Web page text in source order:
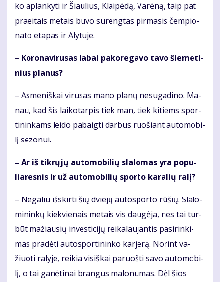
ko ap­lan­ky­ti ir Šiau­lius, Klai­pė­dą, Va­rė­ną, taip pat
pra­ei­tais me­tais bu­vo su­reng­tas pir­ma­sis čem­pio­
na­to eta­pas ir Aly­tu­je.
– Ko­ro­na­vi­ru­sas la­bai pa­ko­re­ga­vo ta­vo šie­me­ti­
nius pla­nus?
– As­me­niš­kai vi­ru­sas ma­no pla­nų ne­su­ga­di­no. Ma­
nau, kad šis lai­ko­tar­pis tiek man, tiek ki­tiems spor­
ti­nin­kams lei­do pa­baig­ti dar­bus ruo­šiant au­to­mo­bi­
lį se­zo­nui.
– Ar iš tik­rų­jų au­to­mo­bi­lių sla­lo­mas yra po­pu­
lia­res­nis ir už au­to­mo­bi­lių spor­to ka­ra­lių ra­lį?
– Ne­ga­liu iš­skir­ti šių dvie­jų au­to­spor­to rū­šių. Sla­lo­
mi­nin­kų kiek­vie­nais me­tais vis dau­gė­ja, nes tai tur­
būt ma­žiau­sių in­ves­ti­ci­jų rei­ka­lau­jan­tis pa­si­rin­ki­
mas pra­dė­ti au­to­spor­ti­nin­ko kar­je­rą. No­rint va­
žiuo­ti ra­ly­je, rei­kia vi­siš­kai pa­ruoš­ti sa­vo au­to­mo­bi­
lį, o tai ga­nė­ti­nai bran­gus ma­lo­nu­mas. Dėl šios